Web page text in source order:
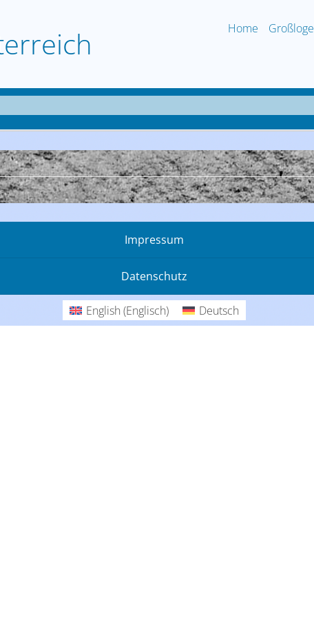
Home Großloge
Impressum
Datenschutz
English (Englisch) Deutsch